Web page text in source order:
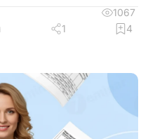
стандарт «Купина»
отримувати нові
1067
1 4